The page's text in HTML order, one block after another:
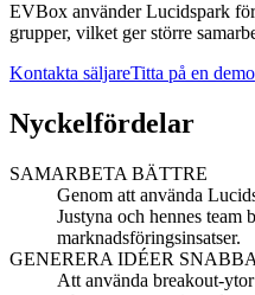
EVBox använder Lucidspark
grupper, vilket ger större
Kontakta säljareTitta på en demo
Nyckelfördelar
SAMARBETA BÄTTRE
Genom att använda
Justyna och hennes team
marknadsföringsinsatser.
GENERERA IDÉER
Att använda breakout-